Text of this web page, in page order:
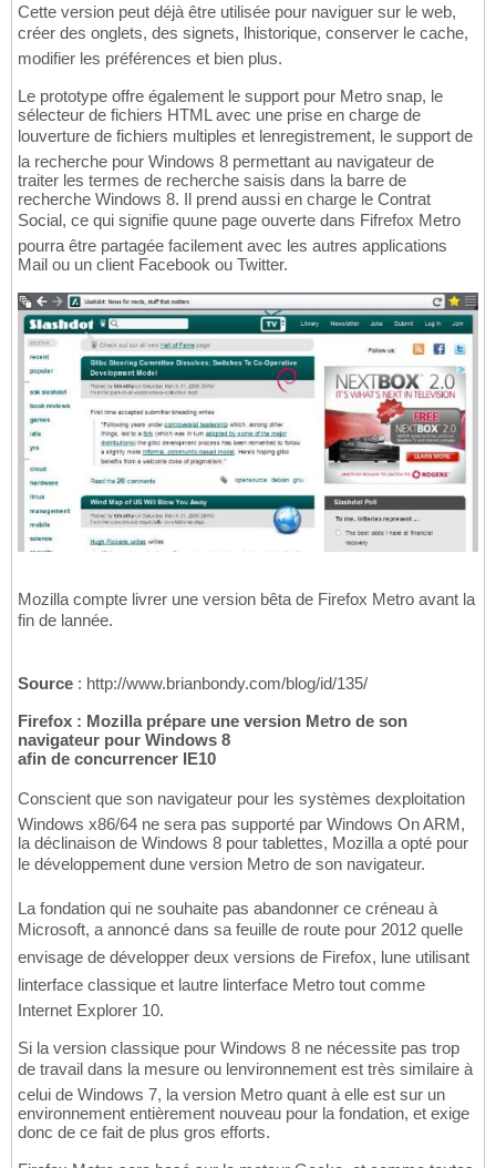
Cette version peut déjà être utilisée pour naviguer sur le web,
créer des onglets, des signets, lhistorique, conserver le cache,
modifier les préférences et bien plus.
Le prototype offre également le support pour Metro snap, le
sélecteur de fichiers HTML avec une prise en charge de
louverture de fichiers multiples et lenregistrement, le support de
la recherche pour Windows 8 permettant au navigateur de
traiter les termes de recherche saisis dans la barre de
recherche Windows 8. Il prend aussi en charge le Contrat
Social, ce qui signifie quune page ouverte dans Fifrefox Metro
pourra être partagée facilement avec les autres applications
Mail ou un client Facebook ou Twitter.
Mozilla compte livrer une version bêta de Firefox Metro avant la
fin de lannée.
Source : http://www.brianbondy.com/blog/id/135/
Firefox : Mozilla prépare une version Metro de son
navigateur pour Windows 8
afin de concurrencer IE10
Conscient que son navigateur pour les systèmes dexploitation
Windows x86/64 ne sera pas supporté par Windows On ARM,
la déclinaison de Windows 8 pour tablettes, Mozilla a opté pour
le développement dune version Metro de son navigateur.
La fondation qui ne souhaite pas abandonner ce créneau à
Microsoft, a annoncé dans sa feuille de route pour 2012 quelle
envisage de développer deux versions de Firefox, lune utilisant
linterface classique et lautre linterface Metro tout comme
Internet Explorer 10.
Si la version classique pour Windows 8 ne nécessite pas trop
de travail dans la mesure ou lenvironnement est très similaire à
celui de Windows 7, la version Metro quant à elle est sur un
environnement entièrement nouveau pour la fondation, et exige
donc de ce fait de plus gros efforts.